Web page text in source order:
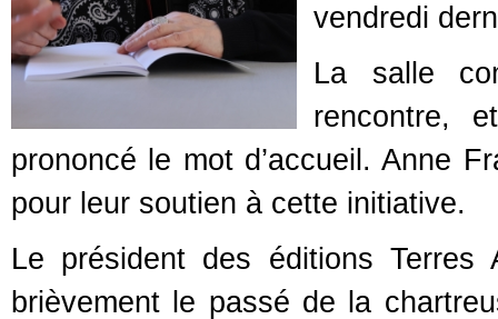
vendredi
La salle
rencontre,
prononcé le mot d’accueil. Anne
pour leur soutien à cette initiative.
Le président des éditions Terres
brièvement le passé de la